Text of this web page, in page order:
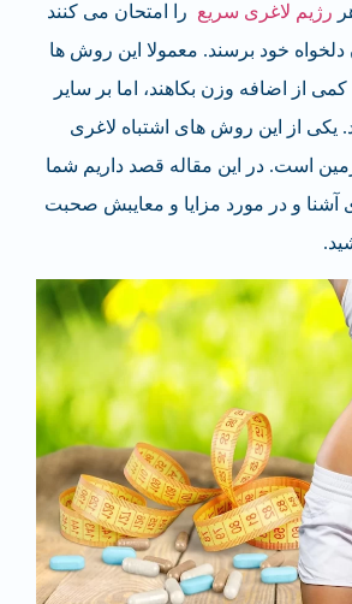
رژیم لاغری سریع را امتحان می کنند
خود برسند. معمولا این روش ها
از اضافه وزن بکاهند، اما بر سایر
یکی از این روش های اشتباه لاغری
است. در این مقاله قصد داریم شما
آشنا و در مورد مزایا و معایبش صحبت